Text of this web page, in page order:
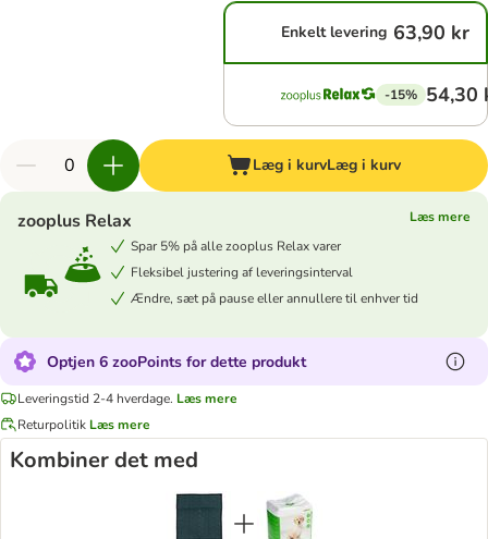
Enkelt levering 63,90 kr
-15% 54,30
Læg i kurvLæg i kurv
zooplus Relax
Læs mere
Spar 5% på alle zooplus Relax varer
Fleksibel justering af leveringsinterval
Ændre, sæt på pause eller annullere til enhver tid
Optjen 6 zooPoints for dette produkt
Leveringstid 2-4 hverdage. Læs mere
Returpolitik Læs mere
Kombiner det med